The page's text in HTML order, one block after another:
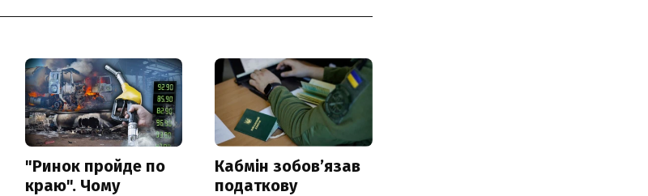
"Ринок пройде по
краю". Чому
Кабмін зобовʼязав
податкову